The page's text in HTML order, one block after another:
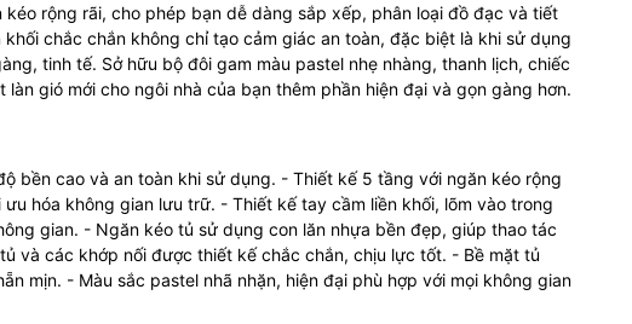
rộng rãi, cho phép bạn dễ dàng sắp xếp, phân loại đồ đạc và tiết
chắc chắn không chỉ tạo cảm giác an toàn, đặc biệt là khi sử dụng
tinh tế. Sở hữu bộ đôi gam màu pastel nhẹ nhàng, thanh lịch, chiếc
gió mới cho ngôi nhà của bạn thêm phần hiện đại và gọn gàng hơn.
bền cao và an toàn khi sử dụng. - Thiết kế 5 tầng với ngăn kéo rộng
hóa không gian lưu trữ. - Thiết kế tay cầm liền khối, lõm vào trong
gian. - Ngăn kéo tủ sử dụng con lăn nhựa bền đẹp, giúp thao tác
và các khớp nối được thiết kế chắc chắn, chịu lực tốt. - Bề mặt tủ
mịn. - Màu sắc pastel nhã nhặn, hiện đại phù hợp với mọi không gian